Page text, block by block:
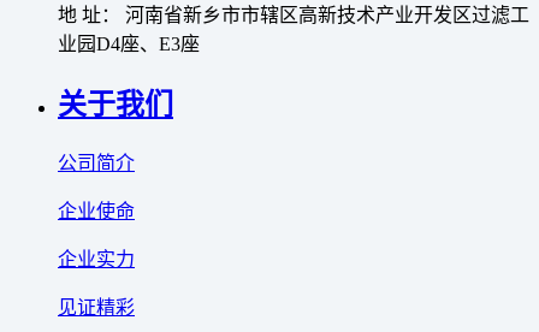
地 址： 河南省新乡市市辖区高新技术产业开发区过滤工
业园D4座、E3座
关于我们
公司简介
企业使命
企业实力
见证精彩